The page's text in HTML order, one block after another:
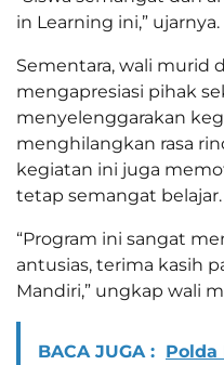
in Learning ini,” ujarnya.
Sementara, wali murid
mengapresiasi pihak
menyelenggarakan
menghilangkan rasa
kegiatan ini juga
tetap semangat belajar.
“Program ini sangat
antusias, terima kasih
Mandiri,” ungkap wali
BACA JUGA : Polda